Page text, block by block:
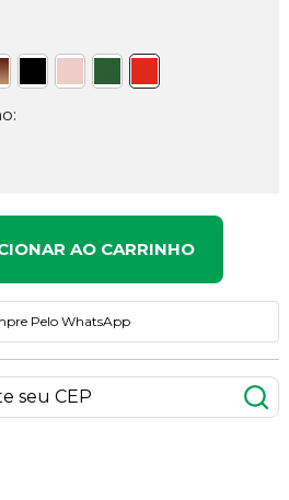
AO CARRINHO
Pelo WhatsApp